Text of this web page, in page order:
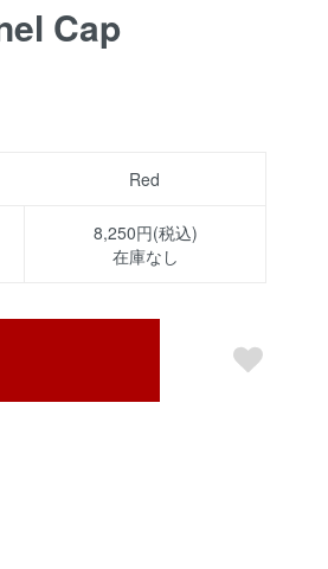
Cap
Red
8,250円(税込)
在庫なし